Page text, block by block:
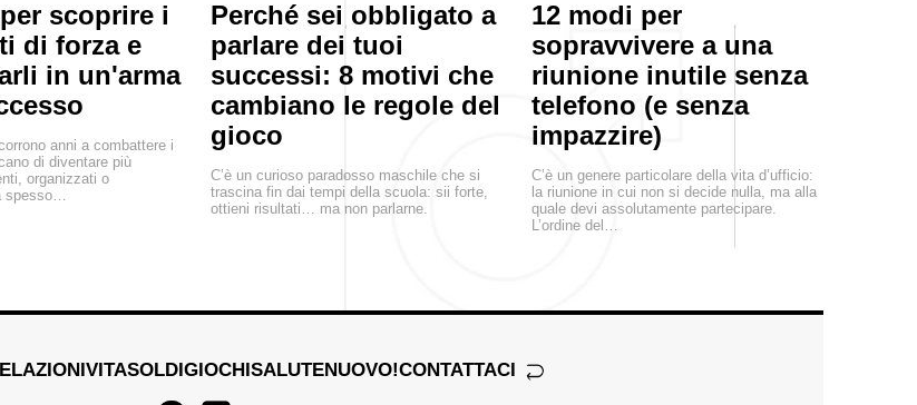
scoprire i
di forza e
in un'arma
anni a combattere i
di diventare più
organizzati o
spesso…
Perché sei obbligato a
parlare dei tuoi
successi: 8 motivi che
cambiano le regole del
gioco
C’è un curioso paradosso maschile che si
trascina fin dai tempi della scuola: sii forte,
ottieni risultati… ma non parlarne.
12 modi per
sopravvivere a una
riunione inutile senza
telefono (e senza
impazzire)
C’è un genere particolare della vita d’ufficio:
la riunione in cui non si decide nulla, ma alla
quale devi assolutamente partecipare.
L’ordine del…
VITASOLDIGIOCHISALUTENUOVO!CONTATTACI